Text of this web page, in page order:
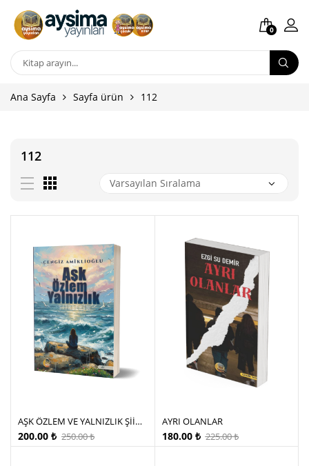
0
Ana Sayfa Sayfa ürün 112
112
AŞK ÖZLEM VE YALNIZLIK ŞİİRLERİM
250.00₺
200.00 ₺
AYRI OLANLAR
225.00₺
180.00 ₺